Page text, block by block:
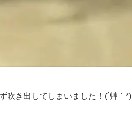
吹き出してしまいました！(´艸｀*)